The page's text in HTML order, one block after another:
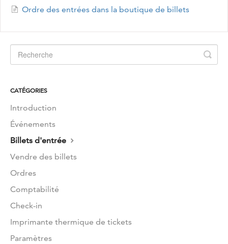
Ordre des entrées dans la boutique de billets
CATÉGORIES
Introduction
Événements
Billets d'entrée
Vendre des billets
Ordres
Comptabilité
Check-in
Imprimante thermique de tickets
Paramètres